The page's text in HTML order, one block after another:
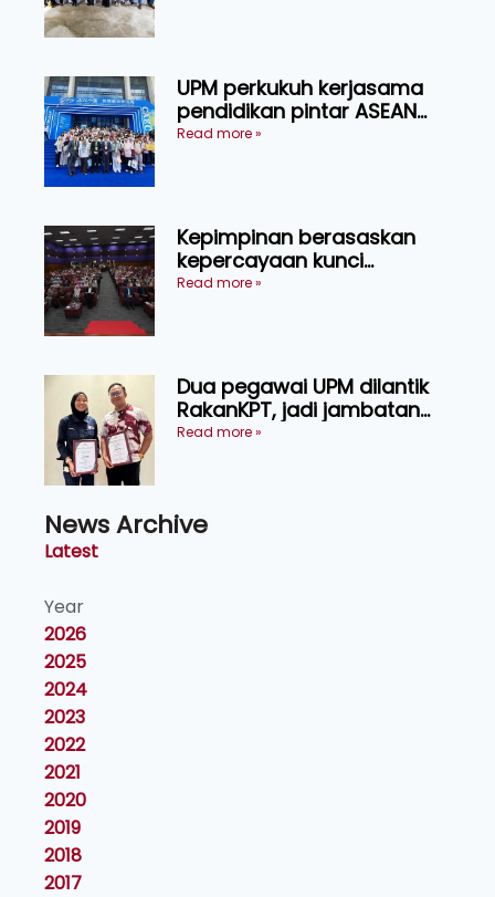
UPM perkukuh kerjasama
pendidikan pintar ASEAN
menerusi lawatan rasmi ke
Read more »
Kepimpinan berasaskan
kepercayaan kunci
kecemerlangan institusi -
Read more »
Dua pegawai UPM dilantik
RakanKPT, jadi jambatan
maklumat ke akar umbi
Read more »
News Archive
Latest
Year
2026
2025
2024
2023
2022
2021
2020
2019
2018
2017